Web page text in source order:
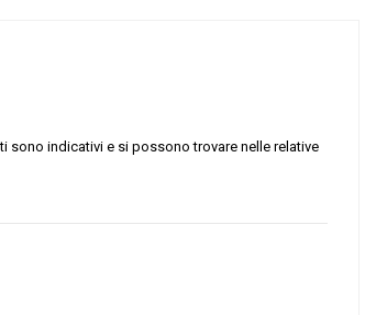
sono indicativi e si possono trovare nelle relative